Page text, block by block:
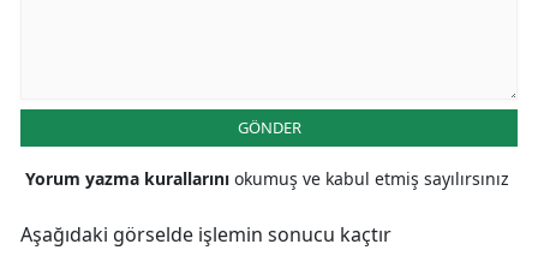
GÖNDER
Yorum yazma kurallarını okumuş ve kabul etmiş sayılırsınız
Aşağıdaki görselde işlemin sonucu kaçtır